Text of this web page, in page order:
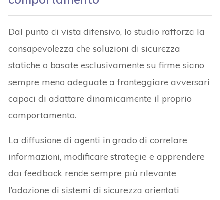
Dal punto di vista difensivo, lo studio rafforza la
consapevolezza che soluzioni di sicurezza
statiche o basate esclusivamente su firme siano
sempre meno adeguate a fronteggiare avversari
capaci di adattare dinamicamente il proprio
comportamento.
La diffusione di agenti in grado di correlare
informazioni, modificare strategie e apprendere
dai feedback rende sempre più rilevante
l’adozione di sistemi di sicurezza orientati